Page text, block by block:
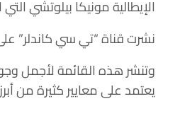
الإيطالية مونيكا بيلوتشي التي
نشرت قناة “تي سي كاندلر” على
يعتمد على معايير كثيرة من